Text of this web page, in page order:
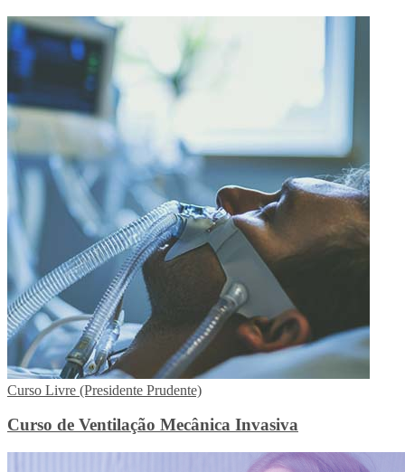
Curso Livre (Presidente Prudente)
Curso de Ventilação Mecânica Invasiva